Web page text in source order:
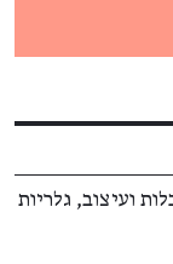
ועיצוב, גלריות